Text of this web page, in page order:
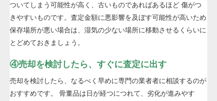
ついてしまう可能性が高く、古いものであればあるほど 傷がつ
きやすいものです。査定金額に悪影響を及ぼす可能性が高いため
保存場所が悪い場合は、湿気の少ない場所に移動させるくらいに
とどめておきましょう。
④売却を検討したら、すぐに査定に出す
売却を検討したら、なるべく早めに専門の業者者に相談するのが
おすすめです。 骨董品は日が経つにつれて、劣化が進みやす